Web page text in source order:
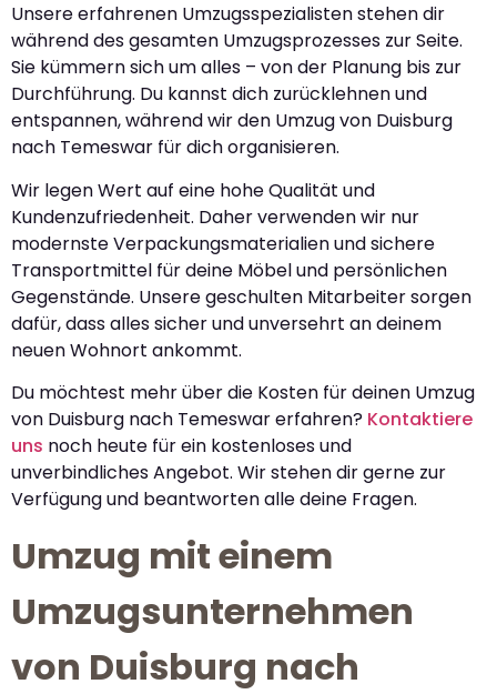
Unsere erfahrenen Umzugsspezialisten stehen dir
während des gesamten Umzugsprozesses zur Seite.
Sie kümmern sich um alles – von der Planung bis zur
Durchführung. Du kannst dich zurücklehnen und
entspannen, während wir den Umzug von Duisburg
nach Temeswar für dich organisieren.
Wir legen Wert auf eine hohe Qualität und
Kundenzufriedenheit. Daher verwenden wir nur
modernste Verpackungsmaterialien und sichere
Transportmittel für deine Möbel und persönlichen
Gegenstände. Unsere geschulten Mitarbeiter sorgen
dafür, dass alles sicher und unversehrt an deinem
neuen Wohnort ankommt.
Du möchtest mehr über die Kosten für deinen Umzug
von Duisburg nach Temeswar erfahren? Kontaktiere
uns noch heute für ein kostenloses und
unverbindliches Angebot. Wir stehen dir gerne zur
Verfügung und beantworten alle deine Fragen.
Umzug mit einem
Umzugsunternehmen
von Duisburg nach